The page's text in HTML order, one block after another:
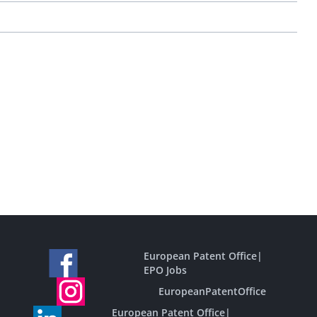
European Patent Office|
EPO Jobs
EuropeanPatentOffice
European Patent Office|